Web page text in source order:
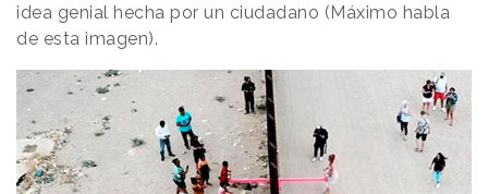
idea genial hecha por un ciudadano (Máximo habla
de esta imagen).